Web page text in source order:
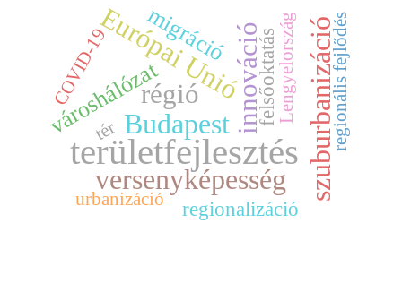
területfejlesztés
versenyképesség
Budapest szuburbanizáció
innováció
Európai Unió
régió
városhálózat
migráció
regionalizáció
felsőoktatás
COVID-19 regionális fejlődés
urbanizáció
tér
Lengyelország